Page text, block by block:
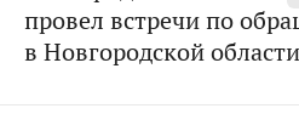
провел встречи по
в Новгородской